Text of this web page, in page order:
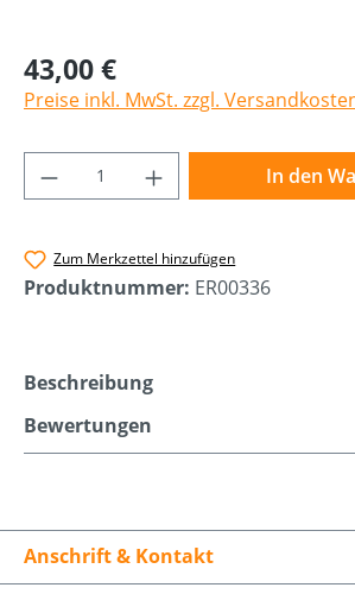
43,00 €
Preise inkl. MwSt. zzgl.
Produkt Anzahl: Gib den
In den
Zum Merkzettel hinzufügen
Produktnummer: ER00336
Beschreibung
Bewertungen
Anschrift & Kontakt